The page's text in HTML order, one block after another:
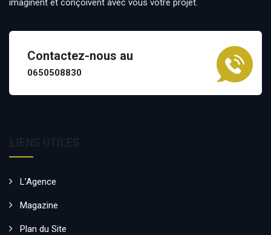
imaginent et conçoivent avec vous votre projet.
Contactez-nous au
0650508830
L’Agence
Magazine
Plan du Site